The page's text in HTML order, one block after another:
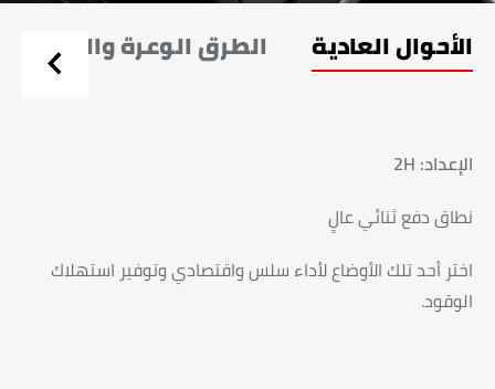
الأحوال العادية الطرق الوعرة والظروف
الإعداد: 2H
نطاق دفع ثنائي عالٍ
اختر أحد تلك الأوضاع لأداء سلس واقتصادي وتوفير استهلاك
الوقود.